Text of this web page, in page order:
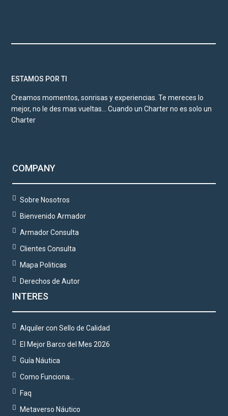
ESTAMOS POR TI
Creamos momentos, sonrisas y experiencias. Te mereces lo
mejor, no le des mas vueltas… Cuando un Charter no es solo un
Charter
COMPANY
Sobre Nosotros
Bienvenido Armador
Armador Consulta
Clientes Consulta
Mapa Politicas
Derechos de Autor
INTERES
Alquiler con Sello de Calidad
El Mejor Barco del Mes 2026
Guía Náutica
Como Funciona…
Faq
Metaverso Náutico